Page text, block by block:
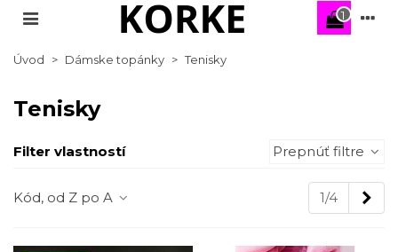
1
Úvod > Dámske topánky > Tenisky
Tenisky
Filter vlastností Prepnúť filtre
Kód, od Z po A 1/4